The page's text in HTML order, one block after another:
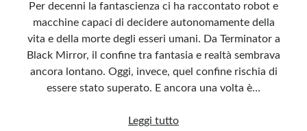
Per decenni la fantascienza ci ha raccontato robot e
macchine capaci di decidere autonomamente della
vita e della morte degli esseri umani. Da Terminator a
Black Mirror, il confine tra fantasia e realtà sembrava
ancora lontano. Oggi, invece, quel confine rischia di
essere stato superato. E ancora una volta è…
Leggi tuttoEcco